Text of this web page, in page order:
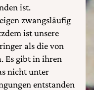
ist.
zwangsläufig
ist unsere
als die von
Es gibt in ihren
nicht unter
entstanden